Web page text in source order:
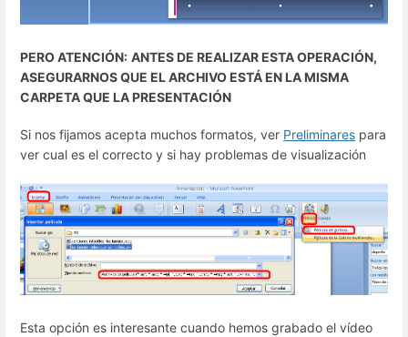
PERO ATENCIÓN: ANTES DE REALIZAR ESTA OPERACIÓN,
ASEGURARNOS QUE EL ARCHIVO ESTÁ EN LA MISMA
CARPETA QUE LA PRESENTACIÓN
Si nos fijamos acepta muchos formatos, ver Preliminares para
ver cual es el correcto y si hay problemas de visualización
Esta opción es interesante cuando hemos grabado el vídeo